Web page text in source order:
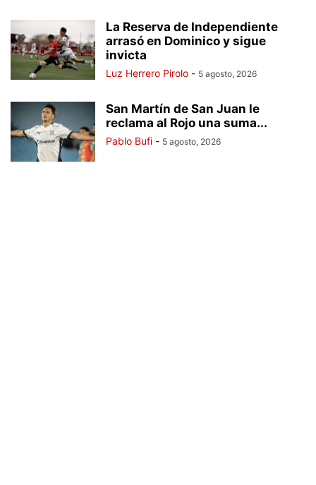
La Reserva de Independiente
arrasó en Dominico y sigue
invicta
Luz Herrero Pirolo - 5 agosto, 2026
San Martín de San Juan le
reclama al Rojo una suma...
Pablo Bufi - 5 agosto, 2026